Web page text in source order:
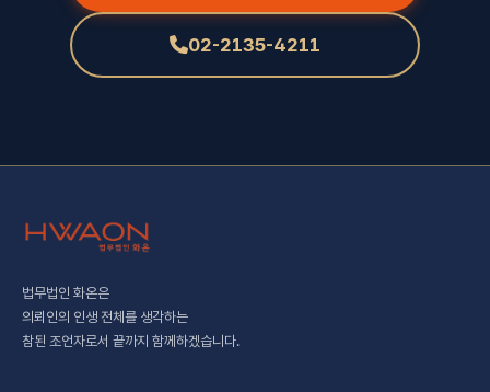
02-2135-4211
법무법인 화온은
의뢰인의 인생 전체를 생각하는
참된 조언자로서 끝까지 함께하겠습니다.